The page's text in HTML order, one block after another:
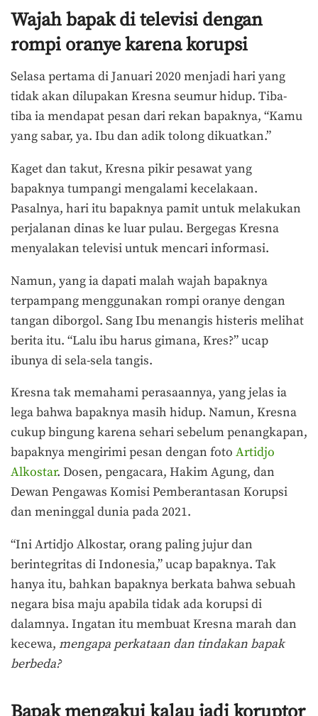
Wajah bapak di televisi dengan
rompi oranye karena korupsi
Selasa pertama di Januari 2020 menjadi hari yang
tidak akan dilupakan Kresna seumur hidup. Tiba-
tiba ia mendapat pesan dari rekan bapaknya, “Kamu
yang sabar, ya. Ibu dan adik tolong dikuatkan.”
Kaget dan takut, Kresna pikir pesawat yang
bapaknya tumpangi mengalami kecelakaan.
Pasalnya, hari itu bapaknya pamit untuk melakukan
perjalanan dinas ke luar pulau. Bergegas Kresna
menyalakan televisi untuk mencari informasi.
Namun, yang ia dapati malah wajah bapaknya
terpampang menggunakan rompi oranye dengan
tangan diborgol. Sang Ibu menangis histeris melihat
berita itu. “Lalu ibu harus gimana, Kres?” ucap
ibunya di sela-sela tangis.
Kresna tak memahami perasaannya, yang jelas ia
lega bahwa bapaknya masih hidup. Namun, Kresna
cukup bingung karena sehari sebelum penangkapan,
bapaknya mengirimi pesan dengan foto Artidjo
Alkostar. Dosen, pengacara, Hakim Agung, dan
Dewan Pengawas Komisi Pemberantasan Korupsi
dan meninggal dunia pada 2021.
“Ini Artidjo Alkostar, orang paling jujur dan
berintegritas di Indonesia,” ucap bapaknya. Tak
hanya itu, bahkan bapaknya berkata bahwa sebuah
negara bisa maju apabila tidak ada korupsi di
dalamnya. Ingatan itu membuat Kresna marah dan
kecewa, mengapa perkataan dan tindakan bapak
berbeda?